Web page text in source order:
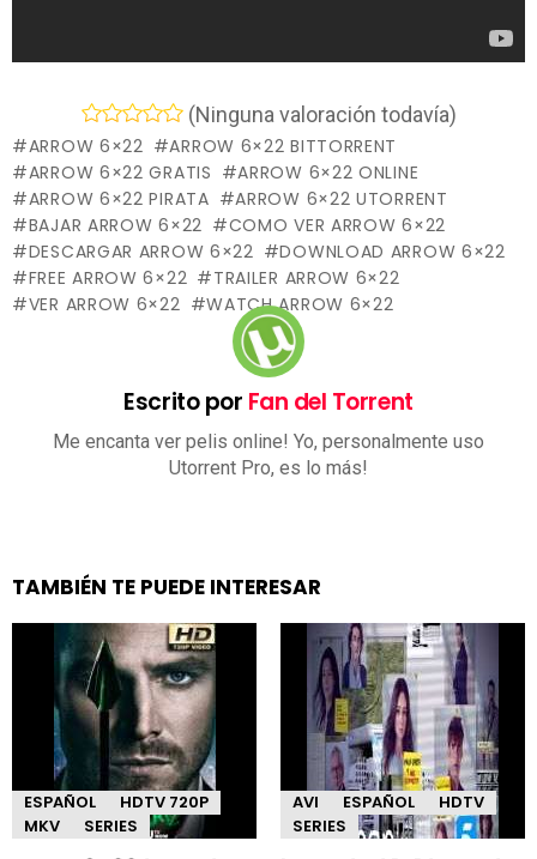
(Ninguna valoración todavía)
ARROW 6×22
ARROW 6×22 BITTORRENT
ARROW 6×22 GRATIS
ARROW 6×22 ONLINE
ARROW 6×22 PIRATA
ARROW 6×22 UTORRENT
BAJAR ARROW 6×22
COMO VER ARROW 6×22
DESCARGAR ARROW 6×22
DOWNLOAD ARROW 6×22
FREE ARROW 6×22
TRAILER ARROW 6×22
VER ARROW 6×22
WATCH ARROW 6×22
Escrito por Fan del Torrent
Me encanta ver pelis online! Yo, personalmente uso
Utorrent Pro, es lo más!
TAMBIÉN TE PUEDE INTERESAR
ESPAÑOL
HDTV 720P
MKV
SERIES
AVI ESPAÑOL
HDTV
SERIES